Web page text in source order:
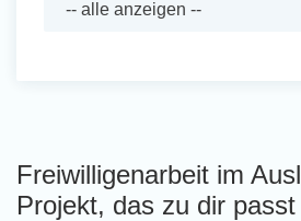
Freiwilligenarbeit im
Projekt, das zu dir passt